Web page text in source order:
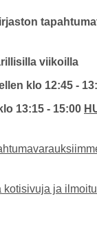
viikoilla
klo 12:45 -
13:15 - 15:00
kotisivuja ja